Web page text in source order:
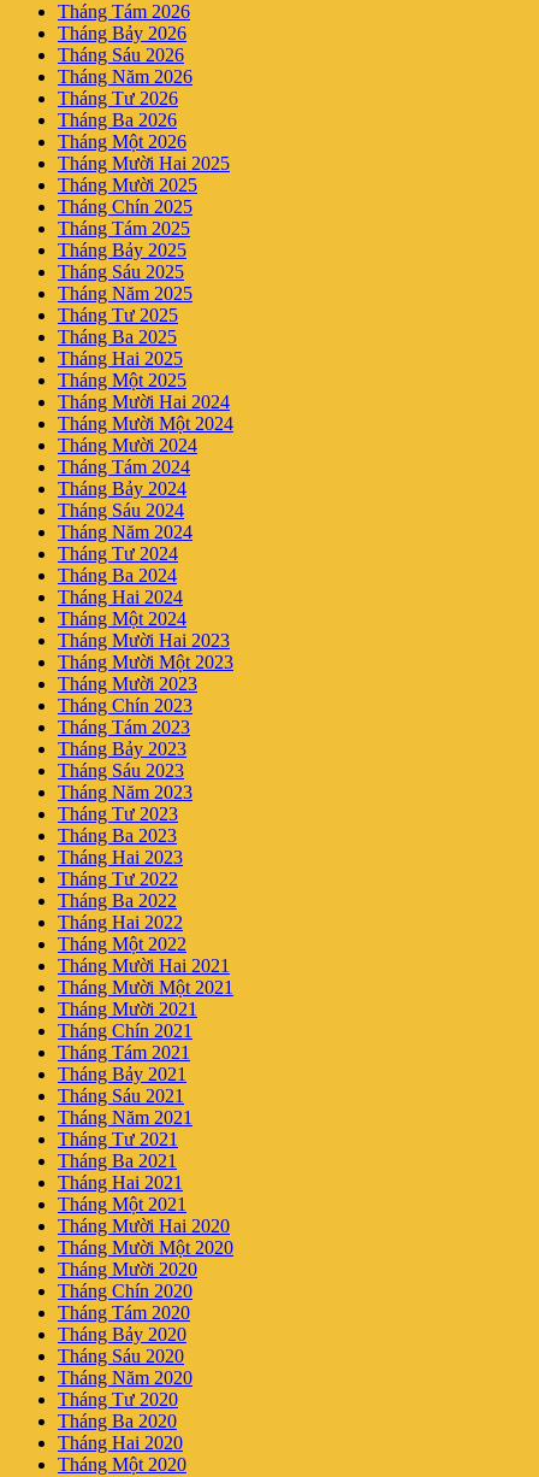
Tháng Tám 2026
Tháng Bảy 2026
Tháng Sáu 2026
Tháng Năm 2026
Tháng Tư 2026
Tháng Ba 2026
Tháng Một 2026
Tháng Mười Hai 2025
Tháng Mười 2025
Tháng Chín 2025
Tháng Tám 2025
Tháng Bảy 2025
Tháng Sáu 2025
Tháng Năm 2025
Tháng Tư 2025
Tháng Ba 2025
Tháng Hai 2025
Tháng Một 2025
Tháng Mười Hai 2024
Tháng Mười Một 2024
Tháng Mười 2024
Tháng Tám 2024
Tháng Bảy 2024
Tháng Sáu 2024
Tháng Năm 2024
Tháng Tư 2024
Tháng Ba 2024
Tháng Hai 2024
Tháng Một 2024
Tháng Mười Hai 2023
Tháng Mười Một 2023
Tháng Mười 2023
Tháng Chín 2023
Tháng Tám 2023
Tháng Bảy 2023
Tháng Sáu 2023
Tháng Năm 2023
Tháng Tư 2023
Tháng Ba 2023
Tháng Hai 2023
Tháng Tư 2022
Tháng Ba 2022
Tháng Hai 2022
Tháng Một 2022
Tháng Mười Hai 2021
Tháng Mười Một 2021
Tháng Mười 2021
Tháng Chín 2021
Tháng Tám 2021
Tháng Bảy 2021
Tháng Sáu 2021
Tháng Năm 2021
Tháng Tư 2021
Tháng Ba 2021
Tháng Hai 2021
Tháng Một 2021
Tháng Mười Hai 2020
Tháng Mười Một 2020
Tháng Mười 2020
Tháng Chín 2020
Tháng Tám 2020
Tháng Bảy 2020
Tháng Sáu 2020
Tháng Năm 2020
Tháng Tư 2020
Tháng Ba 2020
Tháng Hai 2020
Tháng Một 2020